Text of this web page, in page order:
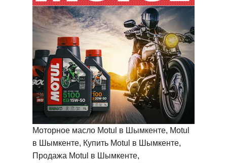
Моторное масло Motul в Шымкенте, Motul
в Шымкенте, Купить Motul в Шымкенте,
Продажа Motul в Шымкенте,